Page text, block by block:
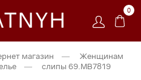
0
магазин —
Женщинам
— слипы 69.MB7819